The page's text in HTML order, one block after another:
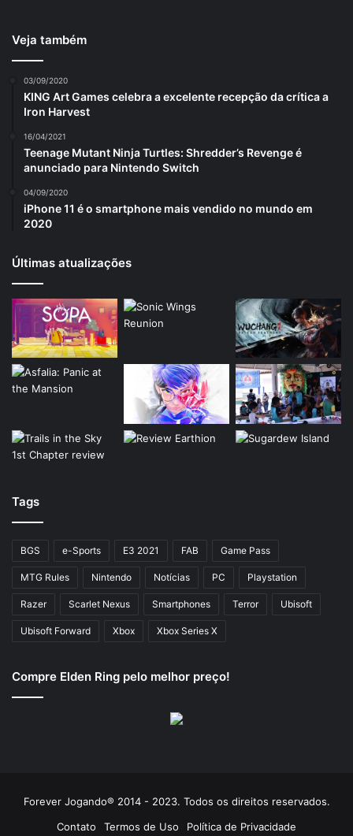
Veja também
03/09/2020
KING Art Games celebra a excelente recepção da crítica a
Iron Harvest
16/04/2021
Teenage Mutant Ninja Turtles: Shredder’s Revenge é
anunciado para Nintendo Switch
04/09/2020
iPhone 11 é o smartphone mais vendido no mundo em
2020
Últimas atualizações
Tags
BGS e-Sports E3 2021 FAB Game Pass
MTG Rules Nintendo Notícias PC Playstation
Razer Scarlet Nexus Smartphones Terror Ubisoft
Ubisoft Forward Xbox Xbox Series X
Compre Elden Ring pelo melhor preço!
Forever Jogando® 2014 - 2023. Todos os direitos reservados.
Contato
Termos de Uso Política de Privacidade